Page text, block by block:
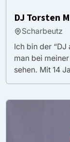
DJ Torsten
Scharbeutz
Ich bin der
man bei
sehen. Mit 14